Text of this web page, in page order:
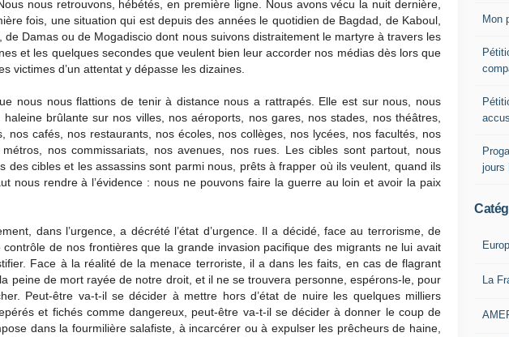
nous retrouvons, hébétés, en première ligne. Nous avons vécu la nuit dernière,
fois, une situation qui est depuis des années le quotidien de Bagdad, de Kaboul,
de Damas ou de Mogadiscio dont nous suivons distraitement le martyre à travers les
et les quelques secondes que veulent bien leur accorder nos médias dès lors que
victimes d’un attentat y dépasse les dizaines.
nous nous flattions de tenir à distance nous a rattrapés. Elle est sur nous, nous
haleine brûlante sur nos villes, nos aéroports, nos gares, nos stades, nos théâtres,
nos cafés, nos restaurants, nos écoles, nos collèges, nos lycées, nos facultés, nos
nos commissariats, nos avenues, nos rues. Les cibles sont partout, nous
des cibles et les assassins sont parmi nous, prêts à frapper où ils veulent, quand ils
nous rendre à l’évidence : nous ne pouvons faire la guerre au loin et avoir la paix
dans l’urgence, a décrété l’état d’urgence. Il a décidé, face au terrorisme, de
contrôle de nos frontières que la grande invasion pacifique des migrants ne lui avait
Face à la réalité de la menace terroriste, il a dans les faits, en cas de flagrant
peine de mort rayée de notre droit, et il ne se trouvera personne, espérons-le, pour
Peut-être va-t-il se décider à mettre hors d’état de nuire les quelques milliers
et fichés comme dangereux, peut-être va-t-il se décider à donner le coup de
dans la fourmilière salafiste, à incarcérer ou à expulser les prêcheurs de haine,
Mon
jours
La